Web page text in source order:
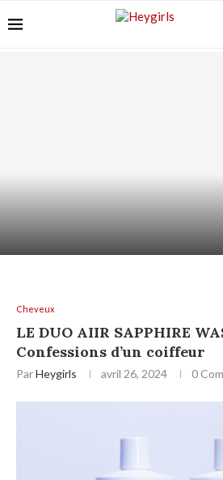
Cheveux
LE DUO AIIR SAPPHIRE
Confessions d’un coiffeur
ParHeygirls avril 26, 2024 0